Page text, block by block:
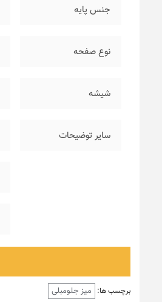
جنس پایه
نوع صفحه
شیشه
سایر توضیحات
برچسب ها: میز جلومبلی